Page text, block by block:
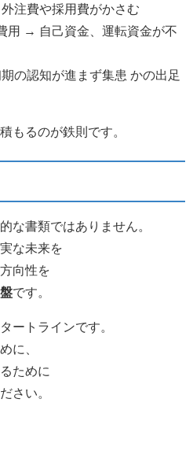
注費や採用費がかさむ
用 → 自己資金、運転資金が不
の認知が進まず集患 かの出足
もるのが鉄則です。
な書類ではありません。
な未来を
向性を
です。
ートラインです。
に、
ために
さい。